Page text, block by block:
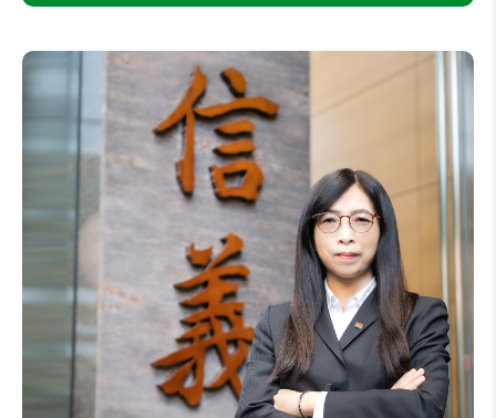
公司組織架構圖
高階經理人簡歷
重要管理階層接班計畫
本公司總經理室副總經理
本公司仲介事業處副總經理
中興大學企業管理研究所在職專班
目前兼任本公司及其他公司職務
本公司法人董事之代表人
本公司之子公司信義全球資產管理股份有限公司